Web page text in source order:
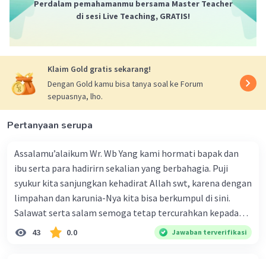
Perdalam pemahamanmu bersama Master Teacher
di sesi Live Teaching, GRATIS!
Klaim Gold gratis sekarang!
Dengan Gold kamu bisa tanya soal ke Forum
sepuasnya, lho.
Pertanyaan serupa
Assalamu’alaikum Wr. Wb Yang kami hormati bapak dan
ibu serta para hadirirn sekalian yang berbahagia. Puji
syukur kita sanjungkan kehadirat Allah swt, karena dengan
limpahan dan karunia-Nya kita bisa berkumpul di sini.
Salawat serta salam semoga tetap tercurahkan kepada
junjungan Nabi besar Muhammad saw, karena beliau
menyiarkan agama yang haq, yakni agama islam, agama
43 0.0 Jawaban terverifikasi